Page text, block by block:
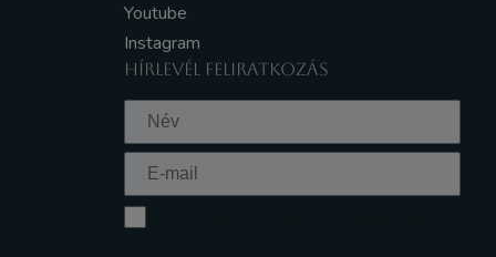
Youtube
Instagram
HÍRLEVÉL FELIRATKOZÁS